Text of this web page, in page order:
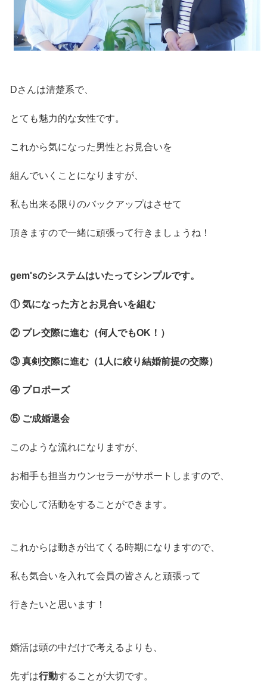
Dさんは清楚系で、
とても魅力的な女性です。
これから気になった男性とお見合いを
組んでいくことになりますが、
私も出来る限りのバックアップはさせて
頂きますので一緒に頑張って行きましょうね！
gem'sのシステムはいたってシンプルです。
① 気になった方とお見合いを組む
② プレ交際に進む（何人でもOK！）
③ 真剣交際に進む（1人に絞り結婚前提の交際）
④ プロポーズ
⑤ ご成婚退会
このような流れになりますが、
お相手も担当カウンセラーがサポートしますので、
安心して活動をすることができます。
これからは動きが出てくる時期になりますので、
私も気合いを入れて会員の皆さんと頑張って
行きたいと思います！
婚活は頭の中だけで考えるよりも、
先ずは行動することが大切です。